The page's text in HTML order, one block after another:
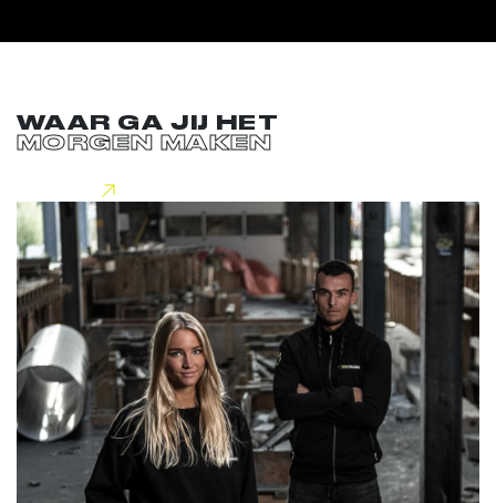
WAAR GA JIJ HET
MORGEN MAKEN